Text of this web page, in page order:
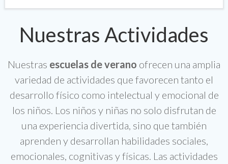
Nuestras Actividades
Nuestras escuelas de verano ofrecen una amplia
variedad de actividades que favorecen tanto el
desarrollo físico como intelectual y emocional de
los niños. Los niños y niñas no solo disfrutan de
una experiencia divertida, sino que también
aprenden y desarrollan habilidades sociales,
emocionales, cognitivas y físicas. Las actividades